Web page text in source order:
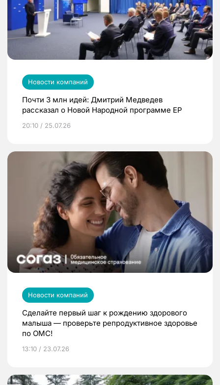
Новости компаний
Почти 3 млн идей: Дмитрий Медведев
рассказал о Новой Народной программе ЕР
20:10 / 25.07.26
Новости компаний
Сделайте первый шаг к рождению здорового
малыша — проверьте репродуктивное здоровье
по ОМС!
13:10 / 23.07.26